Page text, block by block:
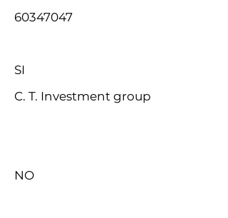
60347047
SI
C. T. Investment group
NO